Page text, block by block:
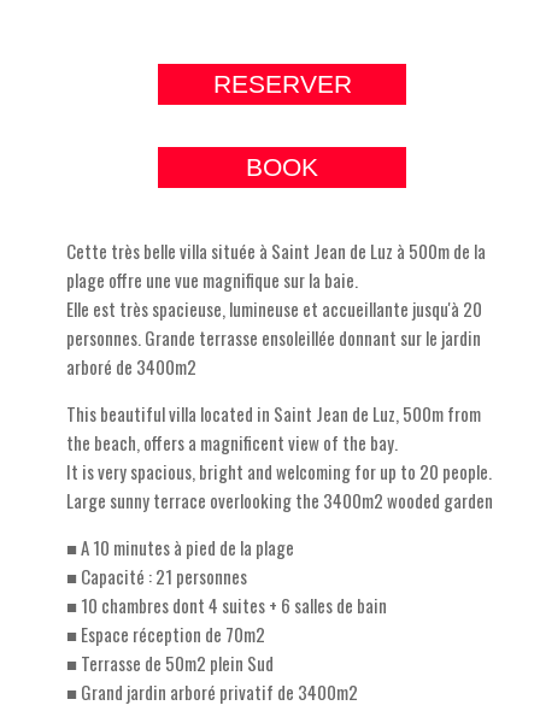
RESERVER
BOOK
Cette très belle villa située à Saint Jean de Luz à 500m de la
plage offre une vue magnifique sur la baie.
Elle est très spacieuse, lumineuse et accueillante jusqu'à 20
personnes. Grande terrasse ensoleillée donnant sur le jardin
arboré de 3400m2
This beautiful villa located in Saint Jean de Luz, 500m from
the beach, offers a magnificent view of the bay.
It is very spacious, bright and welcoming for up to 20 people.
Large sunny terrace overlooking the 3400m2 wooded garden
■ A 10 minutes à pied de la plage
■ Capacité : 21 personnes
■ 10 chambres dont 4 suites + 6 salles de bain​
■ Espace réception de 70m2
■ Terrasse de 50m2 plein Sud
■ Grand jardin arboré privatif de 3400m2